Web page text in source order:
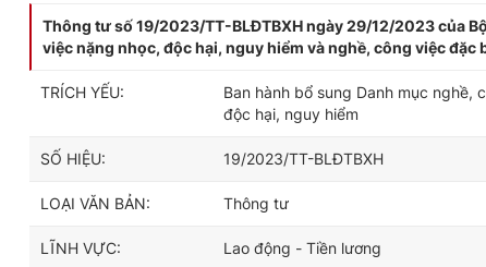
Thông tư số 19/2023/TT-BLĐTBXH ngày 29/12/2023 của
việc nặng nhọc, độc hại, nguy hiểm và nghề, công việc đặc
TRÍCH YẾU:
Ban hành bổ sung Danh mục
độc hại, nguy hiểm
SỐ HIỆU: 19/2023/TT-BLĐTBXH
LOẠI VĂN BẢN: Thông tư
LĨNH VỰC: Lao động - Tiền lương